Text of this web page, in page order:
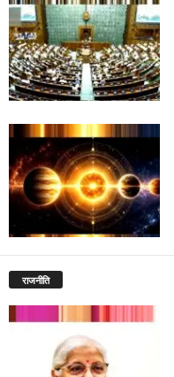
राजनीति